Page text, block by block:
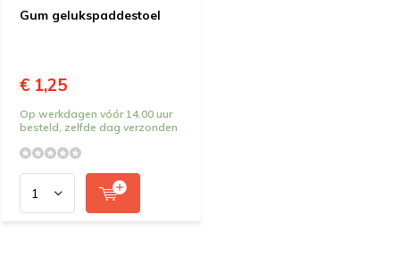
Gum gelukspaddestoel
€ 1,25
Op werkdagen vóór 14.00 uur
besteld, zelfde dag verzonden